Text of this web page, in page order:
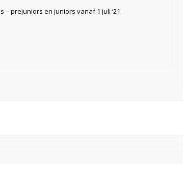
– prejuniors en juniors vanaf 1 juli ‘21